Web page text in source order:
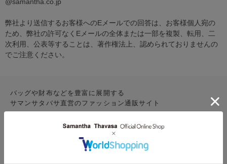
弊社より送信するお客様へのEメールでの回答は、お客様個人宛の
ため、弊社の許可なくEメールの全体または一部を複製、転用、二
次利用、公表等することは、著作権法上、認められておりませんの
でご注意ください。
バッグや財布などを豊富に展開する
サマンサタバサ直営のファッション通販サイト